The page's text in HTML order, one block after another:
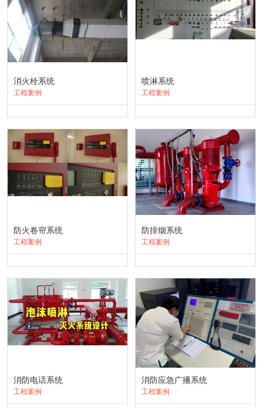
消火栓系统
工程案例
喷淋系统
工程案例
防火卷帘系统
工程案例
防排烟系统
工程案例
消防电话系统
工程案例
消防应急广播系统
工程案例